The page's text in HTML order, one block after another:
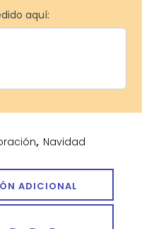
aquí:
, Navidad
ADICIONAL